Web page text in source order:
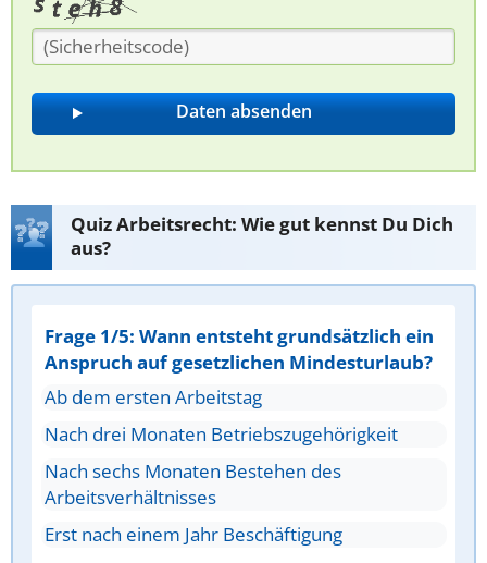
Quiz Arbeitsrecht: Wie gut kennst Du Dich
aus?
Frage 1/5: Wann entsteht grundsätzlich ein
Anspruch auf gesetzlichen Mindesturlaub?
Ab dem ersten Arbeitstag
Nach drei Monaten Betriebszugehörigkeit
Nach sechs Monaten Bestehen des
Arbeitsverhältnisses
Erst nach einem Jahr Beschäftigung